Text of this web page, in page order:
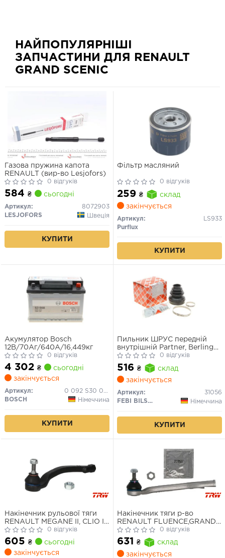
НАЙПОПУЛЯРНІШІ
ЗАПЧАСТИНИ ДЛЯ RENAULT
GRAND SCENIC
Газова пружина капота
RENAULT (вир-во Lesjofors)
0 відгуків
584 ₴ сьогодні
Артикул:
8072903
LESJOFORS
Швеція
КУПИТИ
Фільтр масляний
0 відгуків
259 ₴
склад
закінчується
Артикул:
LS933
Purflux
КУПИТИ
Акумулятор Bosch
12В/70Аг/640А/16,449кг
0 відгуків
4 302 ₴
сьогодні
закінчується
Артикул:
0 092 S30 080
BOSCH
Німеччина
КУПИТИ
Пильник ШРУС передній
внутрішній Partner, Berlingo
08–18
0 відгуків
516 ₴
склад
закінчується
Артикул:
31056
FEBI BILSTEIN
Німеччина
КУПИТИ
Накінечник рульової тяги
RENAULT MEGANE II, CLIO III,
SCENIC II 02- перед. міст
ліворуч (Вир-во TRW)
0 відгуків
605 ₴
сьогодні
закінчується
Накінечник тяги р-во
RENAULT FLUENCE,GRAND
SCENIC III, MEGANE III 08-
перед. міст зліва(Вир-во
TRW)
0 відгуків
631 ₴
склад
закінчується